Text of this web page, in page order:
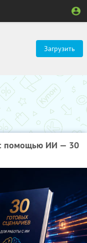
Загрузить
с помощью ИИ — 30